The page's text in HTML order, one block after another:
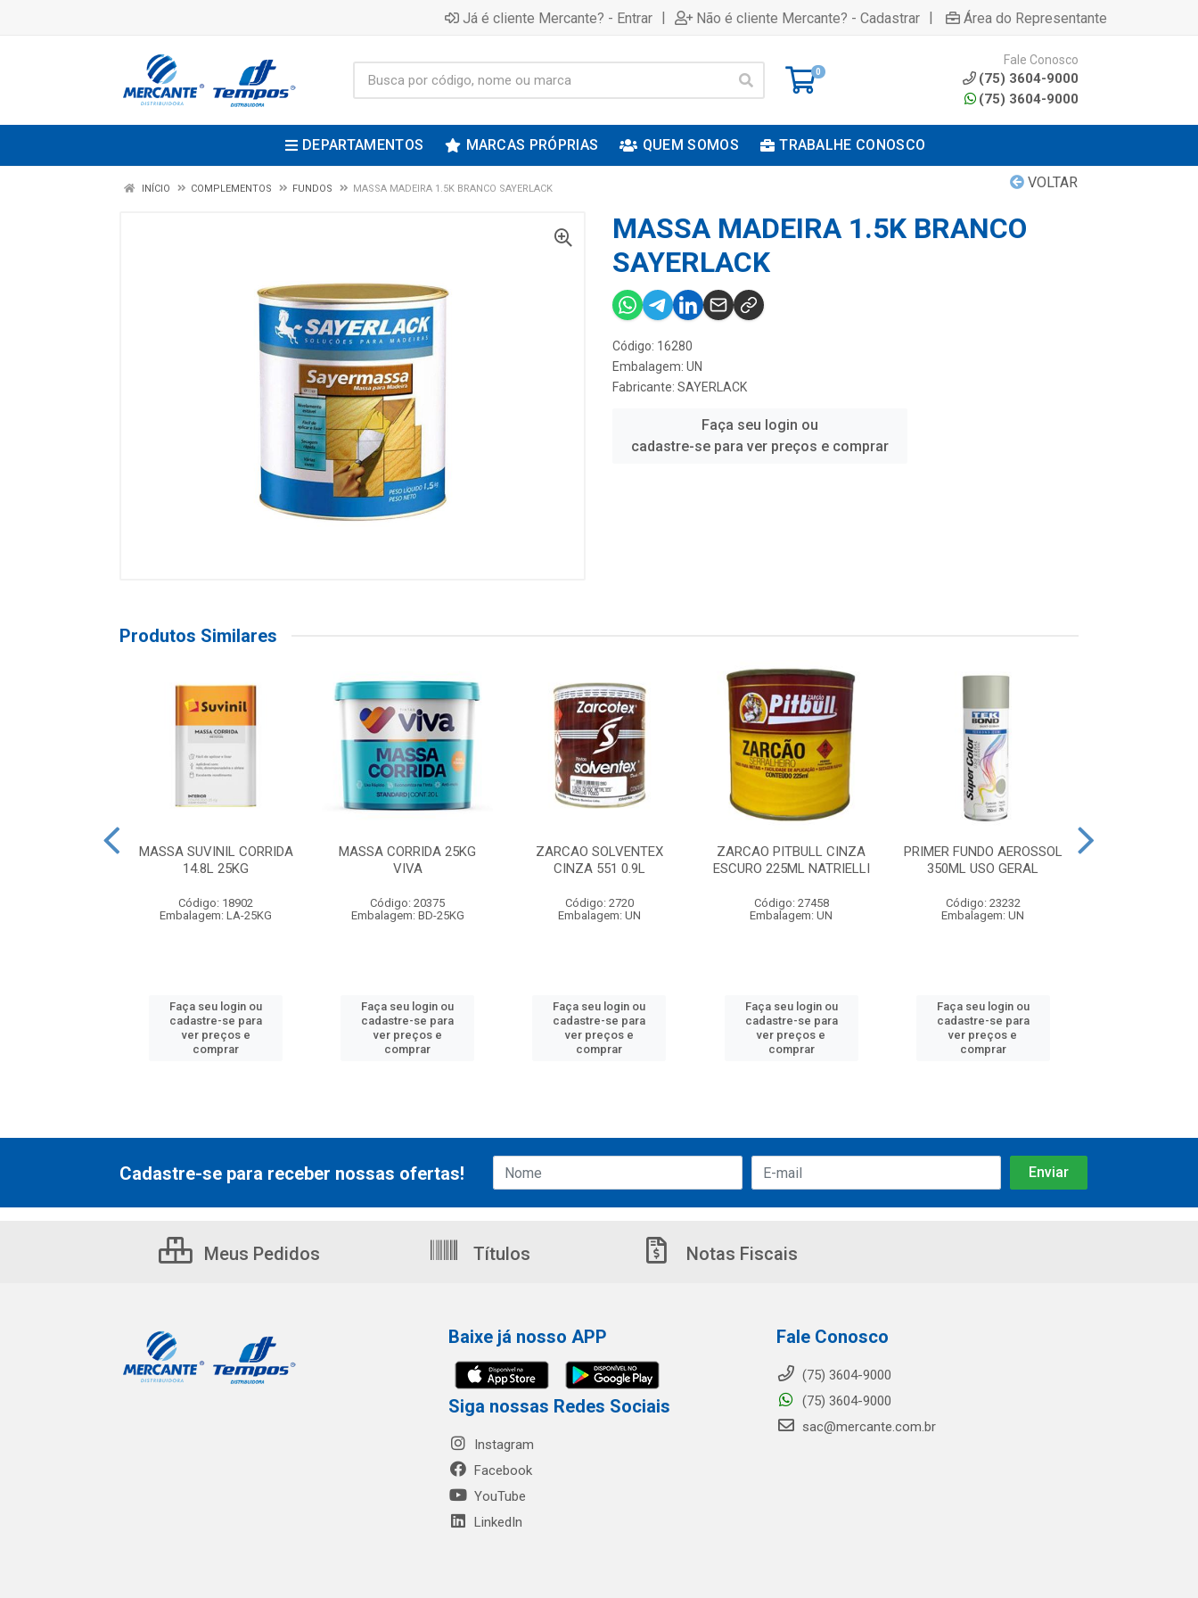
Já é cliente Mercante? - Entrar | Não é cliente Mercante? - Cadastrar | Área do Representante
0
Fale Conosco
(75) 3604-9000
(75) 3604-9000
DEPARTAMENTOS MARCAS PRÓPRIAS QUEM SOMOS TRABALHE CONOSCO
VOLTAR
INÍCIO COMPLEMENTOS FUNDOS MASSA MADEIRA 1.5K BRANCO SAYERLACK
MASSA MADEIRA 1.5K BRANCO
SAYERLACK
Código: 16280
Embalagem: UN
Fabricante: SAYERLACK
Faça seu login ou
cadastre-se para ver preços e comprar
Produtos Similares
MASSA SUVINIL CORRIDA
14.8L 25KG
Código: 18902
Embalagem: LA-25KG
Faça seu login ou
cadastre-se para
ver preços e
comprar
MASSA CORRIDA 25KG
VIVA
Código: 20375
Embalagem: BD-25KG
Faça seu login ou
cadastre-se para
ver preços e
comprar
ZARCAO SOLVENTEX
CINZA 551 0.9L
Código: 2720
Embalagem: UN
Faça seu login ou
cadastre-se para
ver preços e
comprar
ZARCAO PITBULL CINZA
ESCURO 225ML NATRIELLI
Código: 27458
Embalagem: UN
Faça seu login ou
cadastre-se para
ver preços e
comprar
PRIMER FUNDO AEROSSOL
350ML USO GERAL
Código: 23232
Embalagem: UN
Faça seu login ou
cadastre-se para
ver preços e
comprar
Cadastre-se para receber nossas ofertas!
Meus Pedidos Títulos Notas Fiscais
Baixe já nosso APP
Siga nossas Redes Sociais
Instagram
Facebook
YouTube
LinkedIn
Fale Conosco
(75) 3604-9000
(75) 3604-9000
sac@mercante.com.br